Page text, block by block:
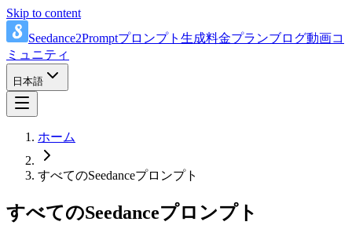
Skip to content
Seedance2Promptプロンプト 生成料金プランブログ動画コ
ミュニティ
日本語
ホーム
すべてのSeedanceプロンプト
すべてのSeedanceプロンプト